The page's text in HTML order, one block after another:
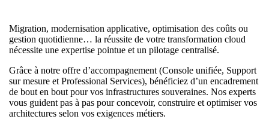
Migration, modernisation applicative, optimisation des coûts ou
gestion quotidienne… la réussite de votre transformation cloud
nécessite une expertise pointue et un pilotage centralisé.
Grâce à notre offre d’accompagnement (Console unifiée, Support
sur mesure et Professional Services), bénéficiez d’un encadrement
de bout en bout pour vos infrastructures souveraines. Nos experts
vous guident pas à pas pour concevoir, construire et optimiser vos
architectures selon vos exigences métiers.